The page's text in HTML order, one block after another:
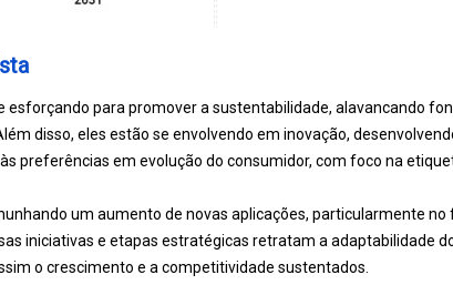
esforçando para promover a sustentabilidade, alavancando
disso, eles estão se envolvendo em inovação,
preferências em evolução do consumidor, com foco na
um aumento de novas aplicações, particularmente
iniciativas e etapas estratégicas retratam a adaptabilidade
o crescimento e a competitividade sustentados.